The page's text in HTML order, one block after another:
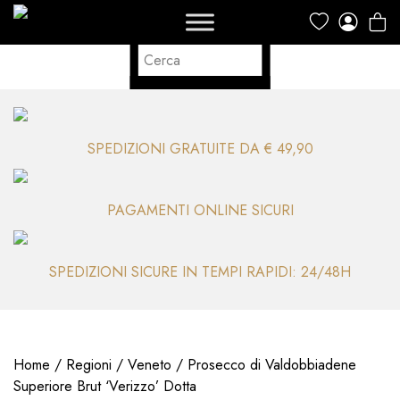
SPEDIZIONI GRATUITE DA € 49,90
PAGAMENTI ONLINE SICURI
SPEDIZIONI SICURE IN TEMPI RAPIDI: 24/48H
Home / Regioni / Veneto / Prosecco di Valdobbiadene
Superiore Brut ‘Verizzo’ Dotta